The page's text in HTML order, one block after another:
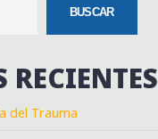
BUSCAR
RECIENTES
del Trauma